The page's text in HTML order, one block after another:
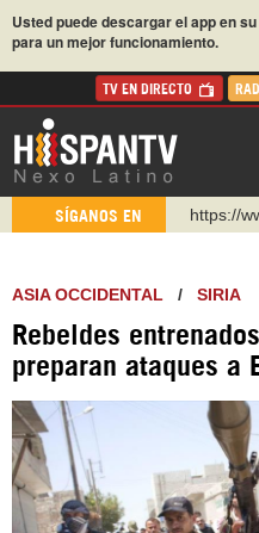
Usted puede descargar el app en
para un mejor funcionamiento.
TV EN DIRECTO
SÍGANOS EN
https://
http://
https://
https://
ASIA OCCIDENTAL / SIRIA
Rebeldes
preparan ataques a